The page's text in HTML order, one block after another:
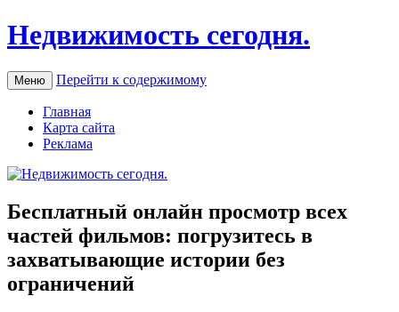
Недвижимость сегодня.
Меню Перейти к содержимому
Главная
Карта сайта
Реклама
Бесплатный онлайн просмотр всех
частей фильмов: погрузитесь в
захватывающие истории без
ограничений